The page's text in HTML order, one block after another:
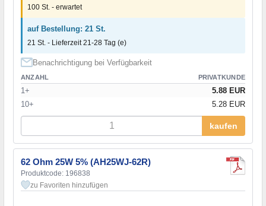
100 St. - erwartet
auf Bestellung: 21 St.
21 St. - Lieferzeit 21-28 Tag (e)
Benachrichtigung bei Verfügbarkeit
ANZAHL PRIVATKUNDE
1+
5.88 EUR
10+
5.28 EUR
kaufen
62 Ohm 25W 5% (AH25WJ-62R)
Produktcode: 196838
zu Favoriten hinzufügen